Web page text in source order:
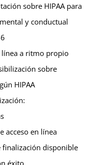
sobre HIPAA para
y conductual
línea a ritmo propio
sobre
HIPAA
acceso en línea
finalización disponible
éxito